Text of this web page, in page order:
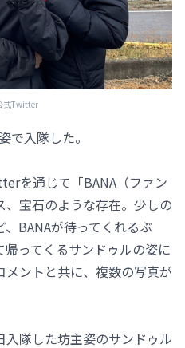
式Twitter
で入隊した。
を通じて「BANA（ファン
宝石のような存在。少しの
BANAが待ってくれるぶ
ってくるサンドゥルの姿に
ントと共に、複数の写真が
隊した坊主姿のサンドゥル